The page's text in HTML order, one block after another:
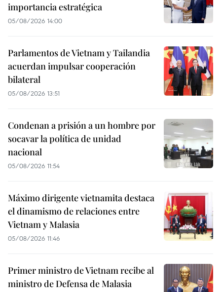
importancia estratégica
05/08/2026 14:00
Parlamentos de Vietnam y Tailandia
acuerdan impulsar cooperación
bilateral
05/08/2026 13:51
Condenan a prisión a un hombre por
socavar la política de unidad
nacional
05/08/2026 11:54
Máximo dirigente vietnamita destaca
el dinamismo de relaciones entre
Vietnam y Malasia
05/08/2026 11:46
Primer ministro de Vietnam recibe al
ministro de Defensa de Malasia